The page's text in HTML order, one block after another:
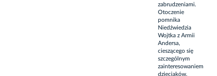
zabrudzeniami.
Otoczenie
pomnika
Niedźwiedzia
Wojtka z Armii
Andersa,
cieszącego się
szczególnym
zainteresowaniem
dzieciaków,